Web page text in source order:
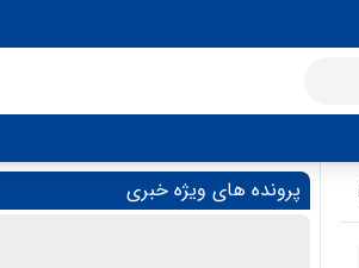
پرونده های ویژه خبری